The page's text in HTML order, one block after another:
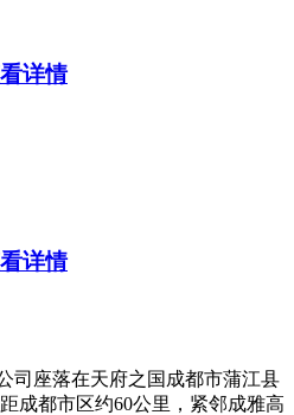
详情
详情
司座落在天府之国成都市蒲江县
成都市区约60公里，紧邻成雅高